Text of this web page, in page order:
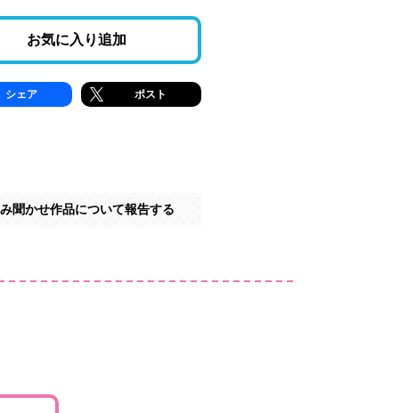
お気に入り追加
シェア ポスト
聞かせ作品について報告する